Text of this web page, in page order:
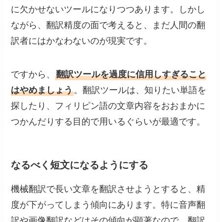
に欠かせないツールになりつつあります。しかし
ながら、翻訳精度の面で考えると、まだ人間の翻
訳者にはかなわないのが現実です。
ですから、翻訳ツールを過度に信用しすぎること
はやめましょう。翻訳ツールは、知りたい単語を
探したり、フィリピン語の文章内容をおおまかに
つかんだりする目的で用いるぐらいが最適です。
なるべく短文になるようにする
機械翻訳で長い文章を翻訳させようとすると、精
度が下がってしまう傾向にあります。特に音声翻